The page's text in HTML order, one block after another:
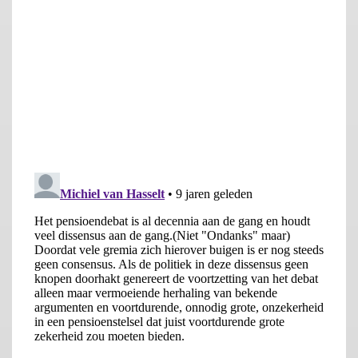
Desalniettemin roept het contract veel weerstand op bij
bijvoorbeeld verschillende politieke partijen, DNB, en veel
Een eerste element dat hier ongetwijfeld meespeelt is dat ook
dit contract gevoelig is voor de hoogte van de rente. Dit werd
door de SER (2015) als een van de problemen van het huidige
contract gezien. Probleem is echter dat de rentegevoeligheid
niet zo zeer aan het contract ligt, maar aan het feit dat sparen
voor de oudedag nu eenmaal duurder is als de rente laag is
(Lever en Loois, 2016). Over de mate waarin dit het geval is, kan
getwist worden, maar dit raakt aan de discussie over de